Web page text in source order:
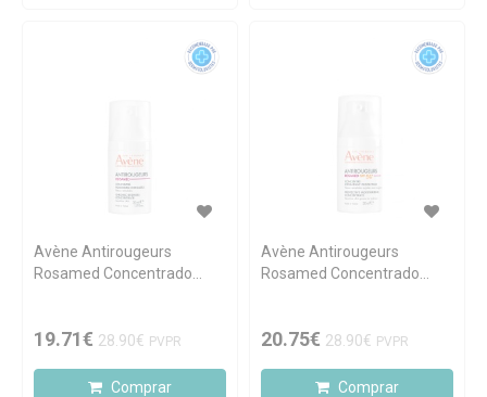
Avène Antirougeurs
Rosamed Concentrado
19.71€ 28.90€ PVPR
Comprar
Avène Antirougeurs
Rosamed Concentrado
20.75€ 28.90€ PVPR
Comprar